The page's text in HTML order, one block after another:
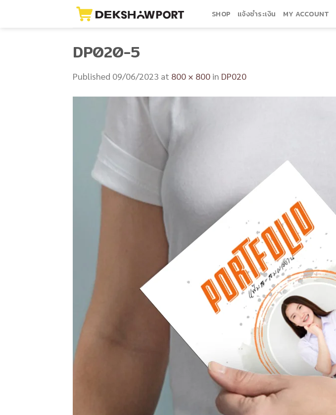
SHOP แจ้งชำระเงิน MY ACCOUNT
DP020-5
Published 09/06/2023 at 800 × 800 in DP020